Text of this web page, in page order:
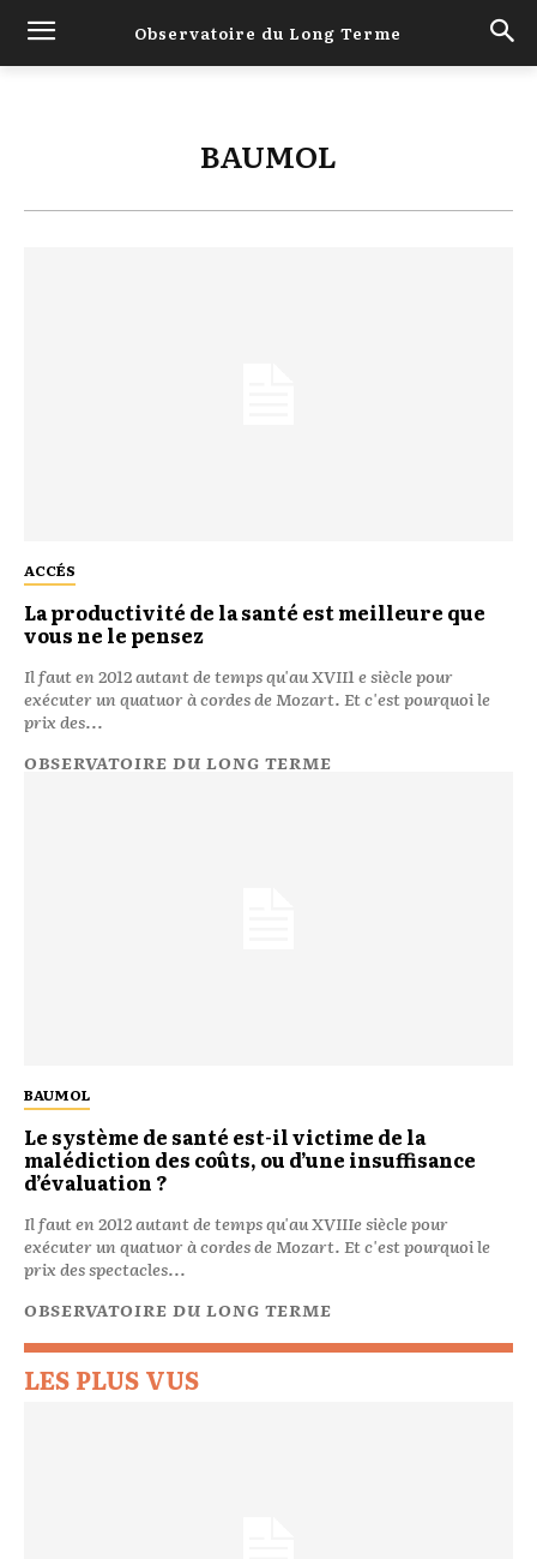
Observatoire du Long Terme
BAUMOL
ACCÉS
La productivité de la santé est meilleure que
vous ne le pensez
Il faut en 2012 autant de temps qu'au XVII1 e siècle pour
exécuter un quatuor à cordes de Mozart. Et c'est pourquoi le
prix des...
OBSERVATOIRE DU LONG TERME
BAUMOL
Le système de santé est-il victime de la
malédiction des coûts, ou d’une insuffisance
d’évaluation ?
Il faut en 2012 autant de temps qu'au XVIIIe siècle pour
exécuter un quatuor à cordes de Mozart. Et c'est pourquoi le
prix des spectacles...
OBSERVATOIRE DU LONG TERME
LES PLUS VUS